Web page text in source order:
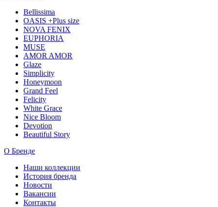
Bellissima
OASIS +Plus size
NOVA FENIX
EUPHORIA
MUSE
AMOR AMOR
Glaze
Simplicity
Honeymoon
Grand Feel
Felicity
White Grace
Nice Bloom
Devotion
Beautiful Story
О Бренде
Наши коллекции
История бренда
Новости
Вакансии
Контакты